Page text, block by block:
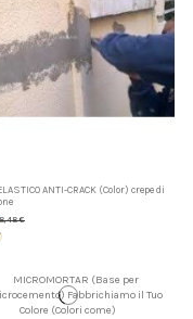
ANTI-CRACK (Color) crepe di
€